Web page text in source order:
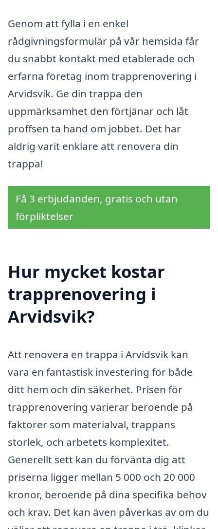
Genom att fylla i en enkel
rådgivningsformulär på vår hemsida får
du snabbt kontakt med etablerade och
erfarna företag inom trapprenovering i
Arvidsvik. Ge din trappa den
uppmärksamhet den förtjänar och låt
proffsen ta hand om jobbet. Det har
aldrig varit enklare att renovera din
trappa!
Få 3 erbjudanden, gratis och utan
förpliktelser
Hur mycket kostar
trapprenovering i
Arvidsvik?
Att renovera en trappa i Arvidsvik kan
vara en fantastisk investering för både
ditt hem och din säkerhet. Prisen för
trapprenovering varierar beroende på
faktorer som materialval, trappans
storlek, och arbetets komplexitet.
Generellt sett kan du förvänta dig att
priserna ligger mellan 5 000 och 20 000
kronor, beroende på dina specifika behov
och krav. Det kan även påverkas av om du